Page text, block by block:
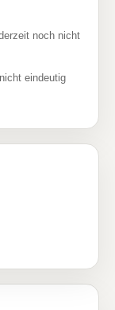
noch nicht
eindeutig